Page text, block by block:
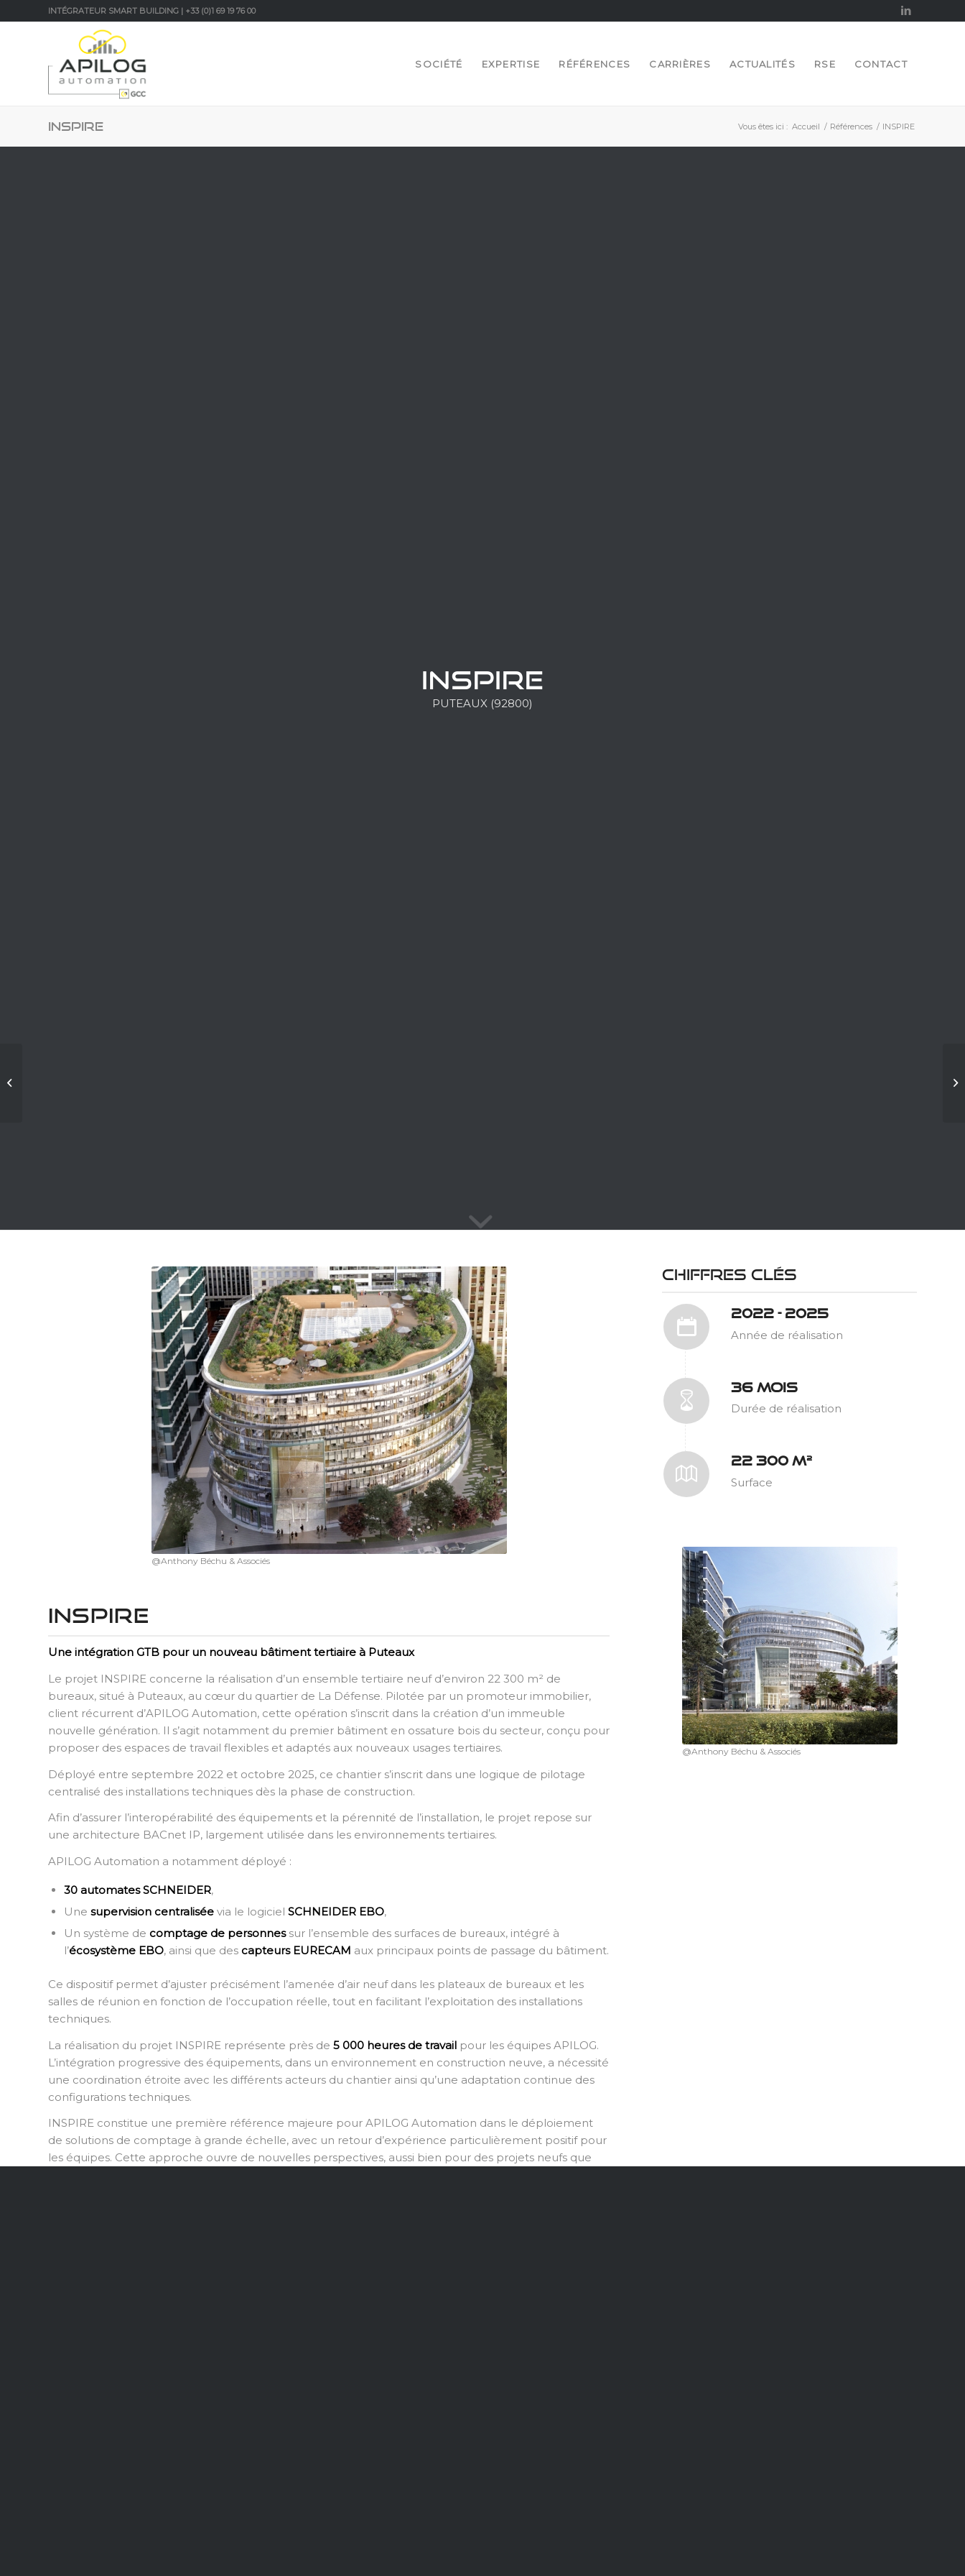
INTÉGRATEUR SMART BUILDING | +33 (0)1 69 19 76 00
SOCIÉTÉ EXPERTISE RÉFÉRENCES CARRIÈRES ACTUALITÉS RSE CONTACT
INSPIRE Vous êtes ici : Accueil / Références / INSPIRE
INSPIRE
PUTEAUX (92800)
@Anthony Béchu & Associés
INSPIRE
Une intégration GTB pour un nouveau bâtiment tertiaire à Puteaux
Le projet INSPIRE concerne la réalisation d’un ensemble tertiaire neuf d’environ 22 300 m² de
bureaux, situé à Puteaux, au cœur du quartier de La Défense. Pilotée par un promoteur immobilier,
client récurrent d’APILOG Automation, cette opération s’inscrit dans la création d’un immeuble
nouvelle génération. Il s’agit notamment du premier bâtiment en ossature bois du secteur, conçu pour
proposer des espaces de travail flexibles et adaptés aux nouveaux usages tertiaires.
Déployé entre septembre 2022 et octobre 2025, ce chantier s’inscrit dans une logique de pilotage
centralisé des installations techniques dès la phase de construction.
Afin d’assurer l’interopérabilité des équipements et la pérennité de l’installation, le projet repose sur
une architecture BACnet IP, largement utilisée dans les environnements tertiaires.
APILOG Automation a notamment déployé :
30 automates SCHNEIDER,
Une supervision centralisée via le logiciel SCHNEIDER EBO,
Un système de comptage de personnessur l’ensemble des surfaces de bureaux, intégré à
l’écosystème EBO, ainsi que des capteurs EURECAM aux principaux points de passage du bâtiment.
Ce dispositif permet d’ajuster précisément l’amenée d’air neuf dans les plateaux de bureaux et les
salles de réunion en fonction de l’occupation réelle, tout en facilitant l’exploitation des installations
techniques.
La réalisation du projet INSPIRE représente près de 5 000 heures de travail pour les équipes APILOG.
L’intégration progressive des équipements, dans un environnement en construction neuve, a nécessité
une coordination étroite avec les différents acteurs du chantier ainsi qu’une adaptation continue des
configurations techniques.
INSPIRE constitue une première référence majeure pour APILOG Automation dans le déploiement
de solutions de comptage à grande échelle, avec un retour d’expérience particulièrement positif pour
les équipes. Cette approche ouvre de nouvelles perspectives, aussi bien pour des projets neufs que
Chiffres clés
2022 - 2025
Année de réalisation
36 MOIS
Durée de réalisation
22 300 M²
Surface
@Anthony Béchu & Associés